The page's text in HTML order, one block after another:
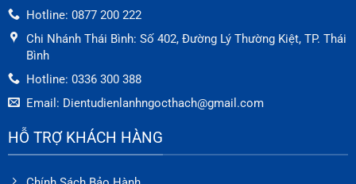
và thay thế block máy lạnh
⇒ Sửa chữa điều hoà máy lạnh thay cánh
⇒ Sửa chữa điều hoà máy lạnh thay ống
dẫn gas máy lạnh
Hotline: 0877 200 222
Chi Nhánh Thái Bình: Số 402, Đường Lý Thường Kiệt, TP. Thái
Bình
Hotline: 0336 300 388
Email: Dientudienlanhngocthach@gmail.com
HỖ TRỢ KHÁCH HÀNG